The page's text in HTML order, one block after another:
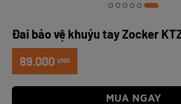
Đai bảo vệ khuỷu tay Zocker
89.000 VNĐ
MUA NGAY